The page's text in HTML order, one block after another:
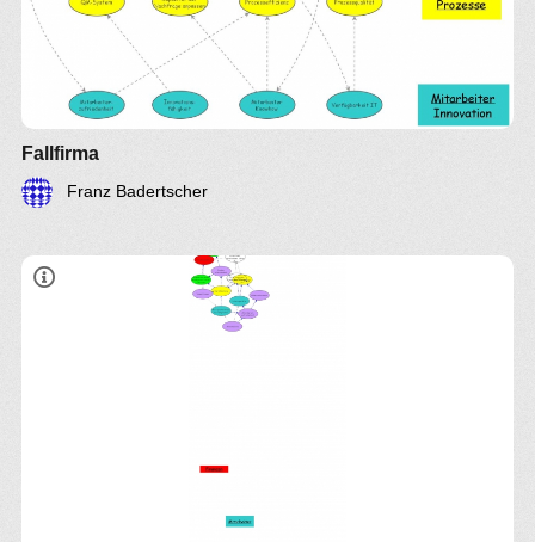
Fallfirma
Franz Badertscher
Der Weg zur Entstehung Ihres Erfolgsmotors.